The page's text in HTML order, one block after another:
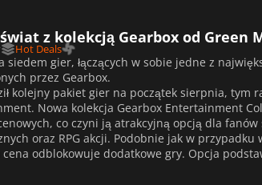
z kolekcją Gearbox od Green
Hot Deals
siedem gier, łączących w sobie jedne z
przez Gearbox.
kolejny pakiet gier na początek sierpnia, tym
Nowa kolekcja Gearbox Entertainment
co czyni ją atrakcyjną opcją dla
oraz RPG akcji. Podobnie jak w przypadku
odblokowuje dodatkowe gry. Opcja